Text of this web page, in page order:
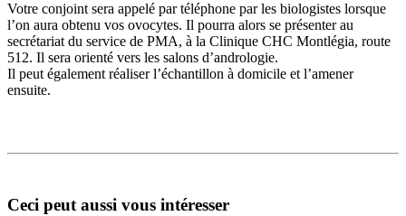
Votre conjoint sera appelé par téléphone par les biologistes lorsque
l’on aura obtenu vos ovocytes. Il pourra alors se présenter au
secrétariat du service de PMA, à la Clinique CHC Montlégia, route
512. Il sera orienté vers les salons d’andrologie.
Il peut également réaliser l’échantillon à domicile et l’amener
ensuite.
Ceci peut aussi vous intéresser